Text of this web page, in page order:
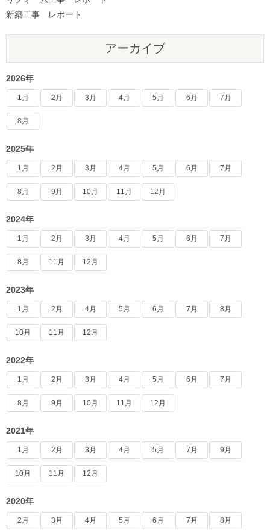
新築工事 レポート
アーカイブ
2026年
1月 2月 3月 4月 5月 6月 7月
8月
2025年
1月 2月 3月 4月 5月 6月 7月
8月 9月 10月 11月 12月
2024年
1月 2月 3月 4月 5月 6月 7月
8月 11月 12月
2023年
1月 2月 4月 5月 6月 7月 8月
10月 11月 12月
2022年
1月 2月 3月 4月 5月 6月 7月
8月 9月 10月 11月 12月
2021年
1月 2月 3月 4月 5月 7月 9月
10月 11月 12月
2020年
2月 3月 4月 5月 6月 7月 8月